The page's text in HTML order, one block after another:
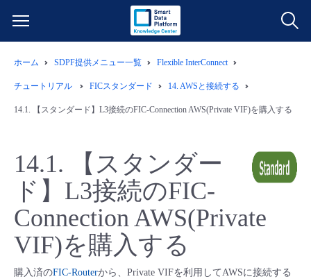
サービス一覧
データ利活用
ネットワーク
IoT
モニタリング/監査
よくある質問
クラウド/サーバー
ネットワーク
IoT
料金シミュレーター
データ利活用
クラウド/サーバー
ご利用開始ガイド
■ 管理機能
- 管理機能
- バックアップ
故障/メンテナンス情報
ホーム SDPF提供メニュー一覧 Flexible InterConnect
チュートリアル FICスタンダード 14. AWSと接続する
14.1. 【スタンダード】L3接続のFIC-Connection AWS(Private VIF)を購入する
14.1.
【スタンダー
ド】L3接続のFIC-
Connection AWS(Private
VIF)を購入する
購入済のFIC-Routerから、Private VIFを利用してAWSに接続する